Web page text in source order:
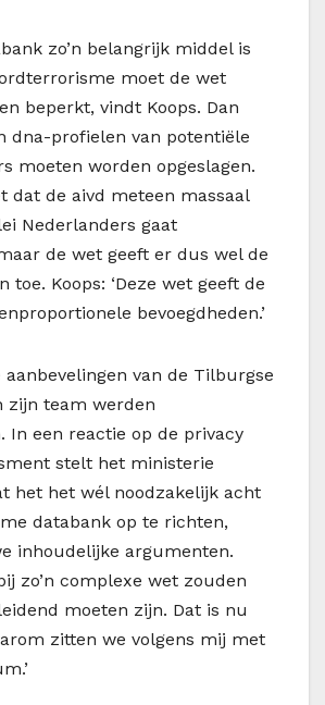
zo’n belangrijk middel is
moet de wet
beperkt, vindt Koops. Dan
dna-profielen van potentiële
moeten worden opgeslagen.
dat de aivd meteen massaal
Nederlanders gaat
de wet geeft er dus wel de
toe. Koops: ‘Deze wet geeft de
bevoegdheden.’
van de Tilburgse
zijn team werden
In een reactie op de privacy
stelt het ministerie
het het wél noodzakelijk acht
databank op te richten,
inhoudelijke argumenten.
zo’n complexe wet zouden
moeten zijn. Dat is nu
zitten we volgens mij met